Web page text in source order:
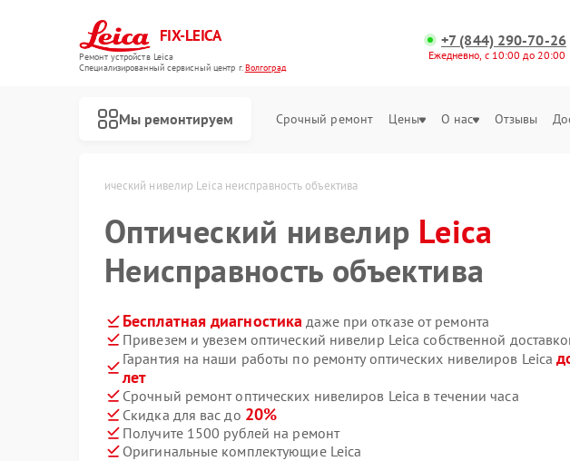
FIX-LEICA
Ремонт устройств Leica
Специализированный cервисный центр г.Волгоград
+7 (844) 290-70-26
Ежедневно, с 10:00 до 20:00
Мы ремонтируем Срочный ремонт Цены О нас Отзывы
Оптический нивелир Leica неисправность объектива
Оптический нивелир Leica
Неисправность объектива
Бесплатная диагностика даже при отказе от ремонта
Привезем и увезем оптический нивелир Leica собственной
Гарантия на наши работы по ремонту оптических нивелиров Leica
лет
Срочный ремонт оптических нивелиров Leica в течении часа
Скидка для вас до 20%
Получите 1500 рублей на ремонт
Оригинальные комплектующие Leica